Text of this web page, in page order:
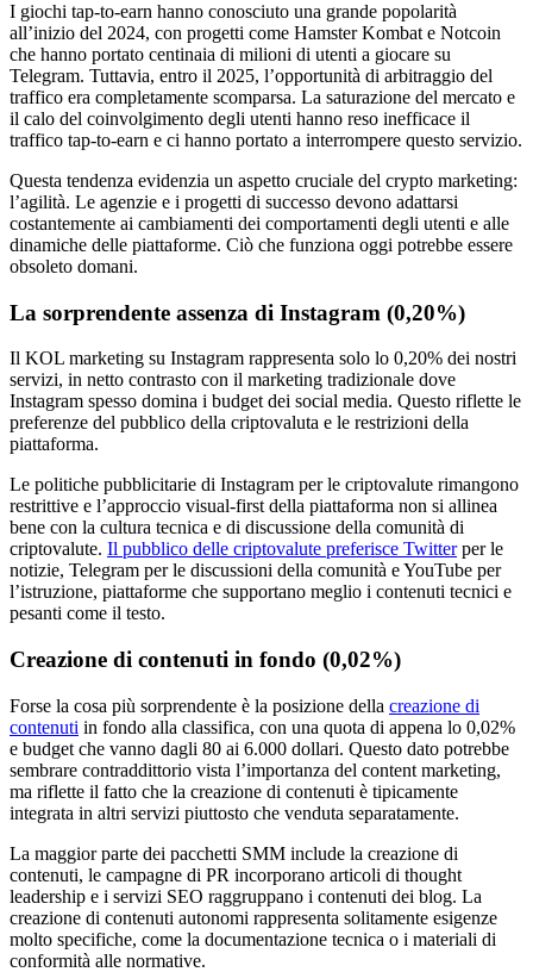
I giochi tap-to-earn hanno conosciuto una grande popolarità
all’inizio del 2024, con progetti come Hamster Kombat e Notcoin
che hanno portato centinaia di milioni di utenti a giocare su
Telegram. Tuttavia, entro il 2025, l’opportunità di arbitraggio del
traffico era completamente scomparsa. La saturazione del mercato e
il calo del coinvolgimento degli utenti hanno reso inefficace il
traffico tap-to-earn e ci hanno portato a interrompere questo servizio.
Questa tendenza evidenzia un aspetto cruciale del crypto marketing:
l’agilità. Le agenzie e i progetti di successo devono adattarsi
costantemente ai cambiamenti dei comportamenti degli utenti e alle
dinamiche delle piattaforme. Ciò che funziona oggi potrebbe essere
obsoleto domani.
La sorprendente assenza di Instagram (0,20%)
Il KOL marketing su Instagram rappresenta solo lo 0,20% dei nostri
servizi, in netto contrasto con il marketing tradizionale dove
Instagram spesso domina i budget dei social media. Questo riflette le
preferenze del pubblico della criptovaluta e le restrizioni della
piattaforma.
Le politiche pubblicitarie di Instagram per le criptovalute rimangono
restrittive e l’approccio visual-first della piattaforma non si allinea
bene con la cultura tecnica e di discussione della comunità di
criptovalute. Il pubblico delle criptovalute preferisce Twitterper le
notizie, Telegram per le discussioni della comunità e YouTube per
l’istruzione, piattaforme che supportano meglio i contenuti tecnici e
pesanti come il testo.
Creazione di contenuti in fondo (0,02%)
Forse la cosa più sorprendente è la posizione della creazione di
contenuti in fondo alla classifica, con una quota di appena lo 0,02%
e budget che vanno dagli 80 ai 6.000 dollari. Questo dato potrebbe
sembrare contraddittorio vista l’importanza del content marketing,
ma riflette il fatto che la creazione di contenuti è tipicamente
integrata in altri servizi piuttosto che venduta separatamente.
La maggior parte dei pacchetti SMM include la creazione di
contenuti, le campagne di PR incorporano articoli di thought
leadership e i servizi SEO raggruppano i contenuti dei blog. La
creazione di contenuti autonomi rappresenta solitamente esigenze
molto specifiche, come la documentazione tecnica o i materiali di
conformità alle normative.